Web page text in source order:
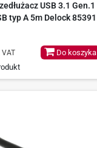
USB 3.1 Gen.1
typ A 5m Delock 85391
VAT Do koszyka